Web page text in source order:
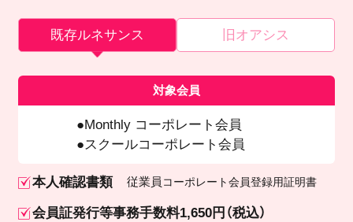
既存ルネサンス 旧オアシス
対象会員
Monthly コーポレート会員
スクールコーポレート会員
本人確認書類 従業員 コーポレート会員登録用証明書
会員証発行等事務手数料1,650円（税込）